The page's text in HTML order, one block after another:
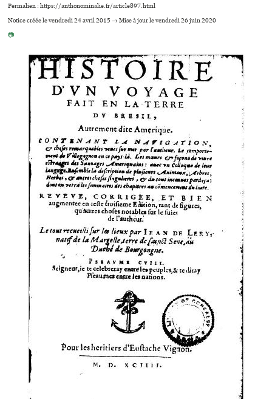
Permalien : https://anthonominalie.fr/article897.html
Notice créée le vendredi 24 avril 2015 → Mise à jour le vendredi 26 juin 2020
📷